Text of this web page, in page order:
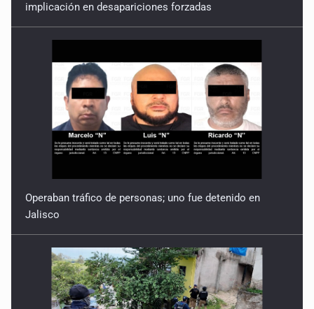
24 de Febrero de 2026
hegemónico
17 de Febrero de 2026
La seguridad, el silencio y el espejismo
10 de Febrero de 2026
implicación en desapariciones forzadas
Operaban tráfico de personas; uno fue detenido en
Jalisco